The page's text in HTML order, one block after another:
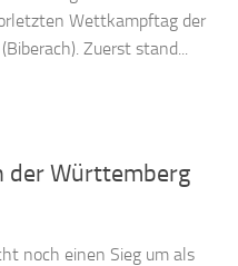
Wettkampftag der
Zuerst stand...
der Württemberg
noch einen Sieg um als